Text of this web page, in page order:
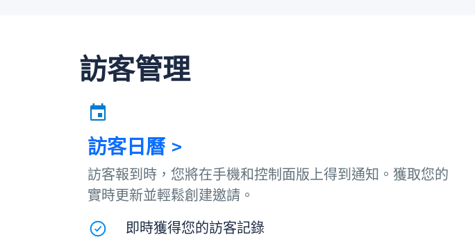
訪客管理
訪客日曆 >
訪客報到時，您將在手機和控制面版上得到通知。獲取您的
實時更新並輕鬆創建邀請。
即時獲得您的訪客記錄